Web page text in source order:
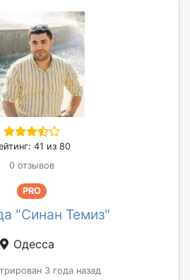
41 из 80
0 отзывов
PRO
"Синан Темиз"
Одесса
3 года назад